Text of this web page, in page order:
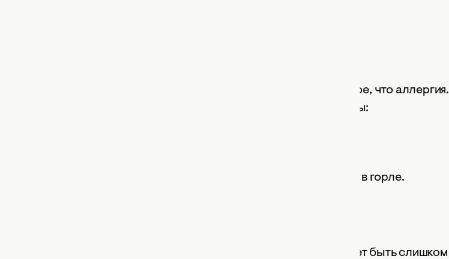
– это совсем не то же самое, что аллергия.
возникают следующие симптомы:
Затрудненное дыхание, стеснение или першение в горле.
Ещё одной из причин непереносимости молока может быть слишком